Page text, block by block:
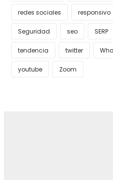
redes sociales responsivo
Seguridad seo SERP
tendencia twitter
youtube Zoom